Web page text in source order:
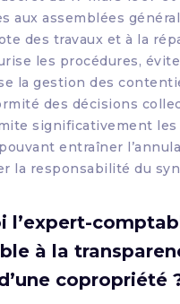
aux assemblées
des travaux et à la
les procédures,
la gestion des
des décisions
significativement les
entraîner
la responsabilité du
l’expert-
à la
copropriété